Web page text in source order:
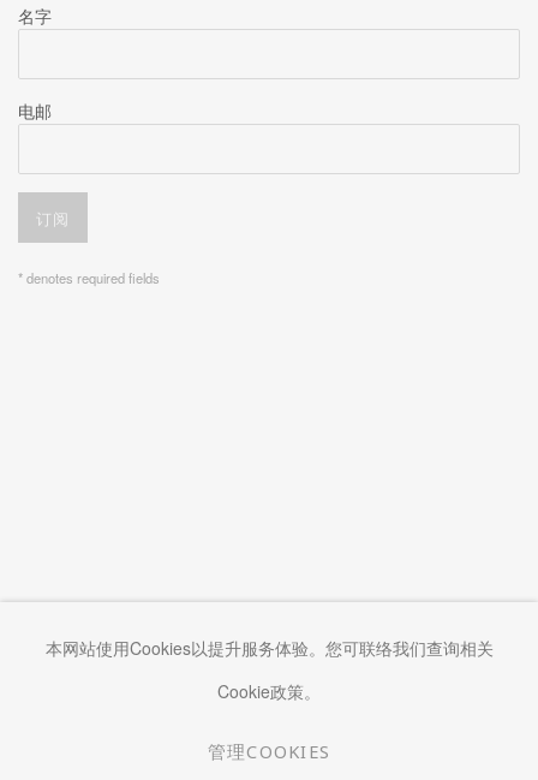
名字
电邮
订阅
* denotes required fields
本网站使用Cookies以提升服务体验。您可联络我们查询相关
Cookie政策。
管理COOKIES